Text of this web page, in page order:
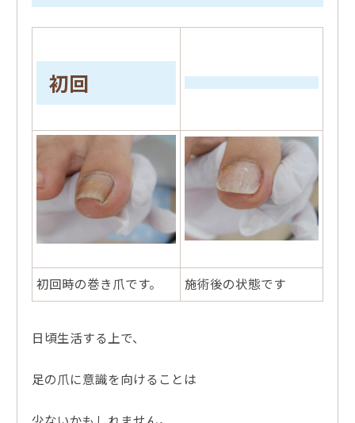
初回
初回時の巻き爪です。 施術後の状態です
日頃生活する上で、
足の爪に意識を向けることは